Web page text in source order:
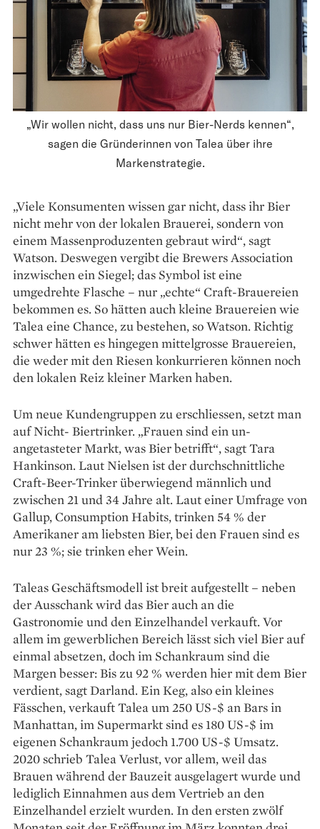
„Wir wollen nicht, dass uns nur Bier-Nerds kennen“,
sagen die Gründerinnen von Talea über ihre
Markenstrategie.
„Viele Konsumenten wissen gar nicht, dass ihr Bier
nicht mehr von der lokalen Brauerei, sondern von
einem Massenproduzenten gebraut wird“, sagt
Watson. Deswegen vergibt die Brewers Association
inzwischen ein Siegel; das Symbol ist eine
umgedrehte Flasche – nur „echte“ Craft-Brauereien
bekommen es. So hätten auch kleine Brauereien wie
Talea eine Chance, zu bestehen, so Watson. Richtig
schwer hätten es hingegen mittelgrosse Brauereien,
die weder mit den Riesen konkurrieren können noch
den lokalen Reiz kleiner Marken haben.
Um neue Kundengruppen zu erschliessen, setzt man
auf Nicht- Biertrinker. „Frauen sind ein un­
angetasteter Markt, was Bier betrifft“, sagt Tara
Hankinson. Laut Nielsen ist der durchschnittliche
Craft-Beer-Trinker überwiegend männlich und
zwischen 21 und 34 Jahre alt. Laut einer Umfrage von
Gallup, Consumption Habits, trinken 54 % der
Amerikaner am liebsten Bier, bei den Frauen sind es
nur 23 %; sie trinken eher Wein.
Taleas Geschäftsmodell ist breit aufgestellt – neben
der Ausschank wird das Bier auch an die
Gastronomie und den Einzelhandel verkauft. Vor
allem im gewerblichen Bereich lässt sich viel Bier auf
einmal absetzen, doch im Schankraum sind die
Margen besser: Bis zu 92 % werden hier mit dem Bier
verdient, sagt Darland. Ein Keg, also ein kleines
Fässchen, verkauft Talea um 250 US-$ an Bars in
Manhattan, im Supermarkt sind es 180 US-$ im
eigenen Schankraum jedoch 1.700 US-$ Umsatz.
2020 schrieb Talea Verlust, vor allem, weil das
Brauen während der Bauzeit ausgelagert wurde und
lediglich Einnahmen aus dem Vertrieb an den
Einzelhandel erzielt wurden. In den ersten zwölf